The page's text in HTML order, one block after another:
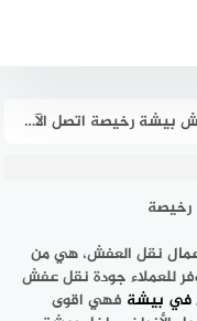
اتصل الآن : للايجار | هوم سيرفر
نقل العفش، هي من
للعملاء جودة نقل عفش
في بيشة فهي اقوى